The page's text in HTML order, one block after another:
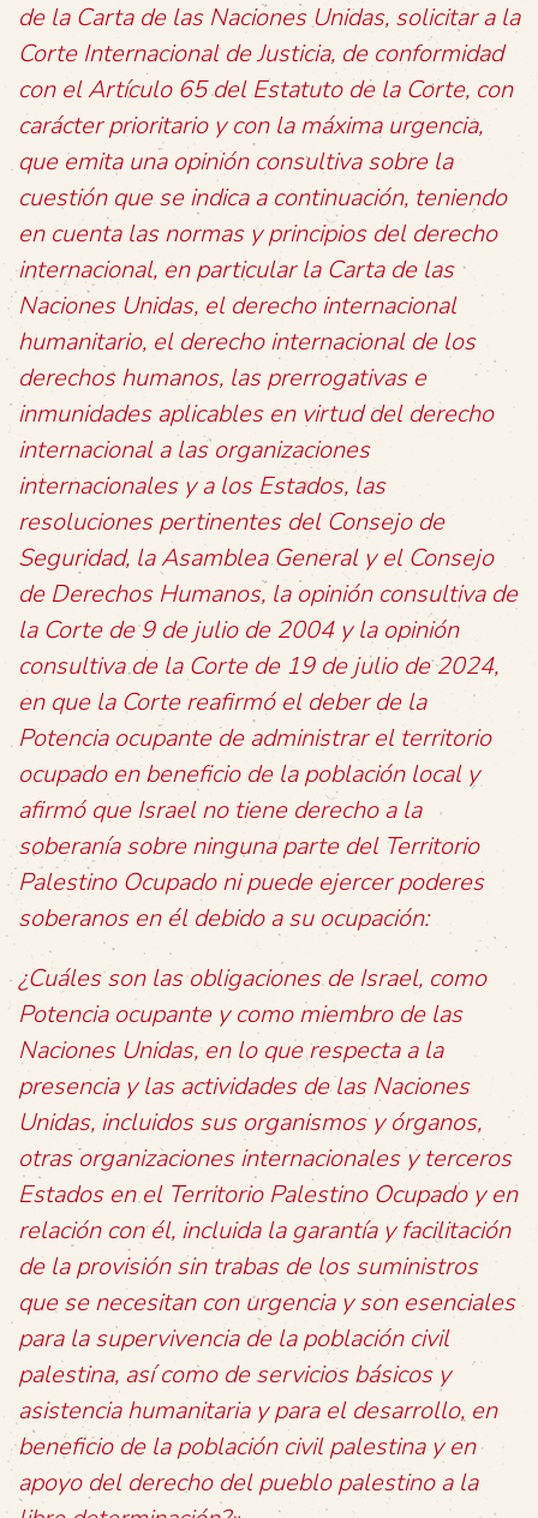
de la Carta de las Naciones Unidas, solicitar a la
Corte Internacional de Justicia, de conformidad
con el Artículo 65 del Estatuto de la Corte, con
carácter prioritario y con la máxima urgencia,
que emita una opinión consultiva sobre la
cuestión que se indica a continuación, teniendo
en cuenta las normas y principios del derecho
internacional, en particular la Carta de las
Naciones Unidas, el derecho internacional
humanitario, el derecho internacional de los
derechos humanos, las prerrogativas e
inmunidades aplicables en virtud del derecho
internacional a las organizaciones
internacionales y a los Estados, las
resoluciones pertinentes del Consejo de
Seguridad, la Asamblea General y el Consejo
de Derechos Humanos, la opinión consultiva de
la Corte de 9 de julio de 2004 y la opinión
consultiva de la Corte de 19 de julio de 2024,
en que la Corte reafirmó el deber de la
Potencia ocupante de administrar el territorio
ocupado en beneficio de la población local y
afirmó que Israel no tiene derecho a la
soberanía sobre ninguna parte del Territorio
Palestino Ocupado ni puede ejercer poderes
soberanos en él debido a su ocupación:
¿Cuáles son las obligaciones de Israel, como
Potencia ocupante y como miembro de las
Naciones Unidas, en lo que respecta a la
presencia y las actividades de las Naciones
Unidas, incluidos sus organismos y órganos,
otras organizaciones internacionales y terceros
Estados en el Territorio Palestino Ocupado y en
relación con él, incluida la garantía y facilitación
de la provisión sin trabas de los suministros
que se necesitan con urgencia y son esenciales
para la supervivencia de la población civil
palestina, así como de servicios básicos y
asistencia humanitaria y para el desarrollo, en
beneficio de la población civil palestina y en
apoyo del derecho del pueblo palestino a la